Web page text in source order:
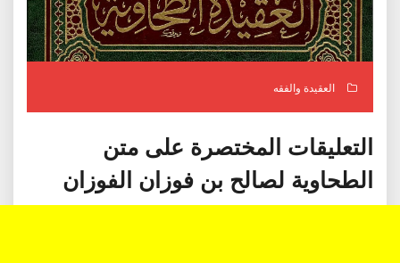
العقيدة والفقه
التعليقات المختصرة على متن
الطحاوية لصالح بن فوزان الفوزان